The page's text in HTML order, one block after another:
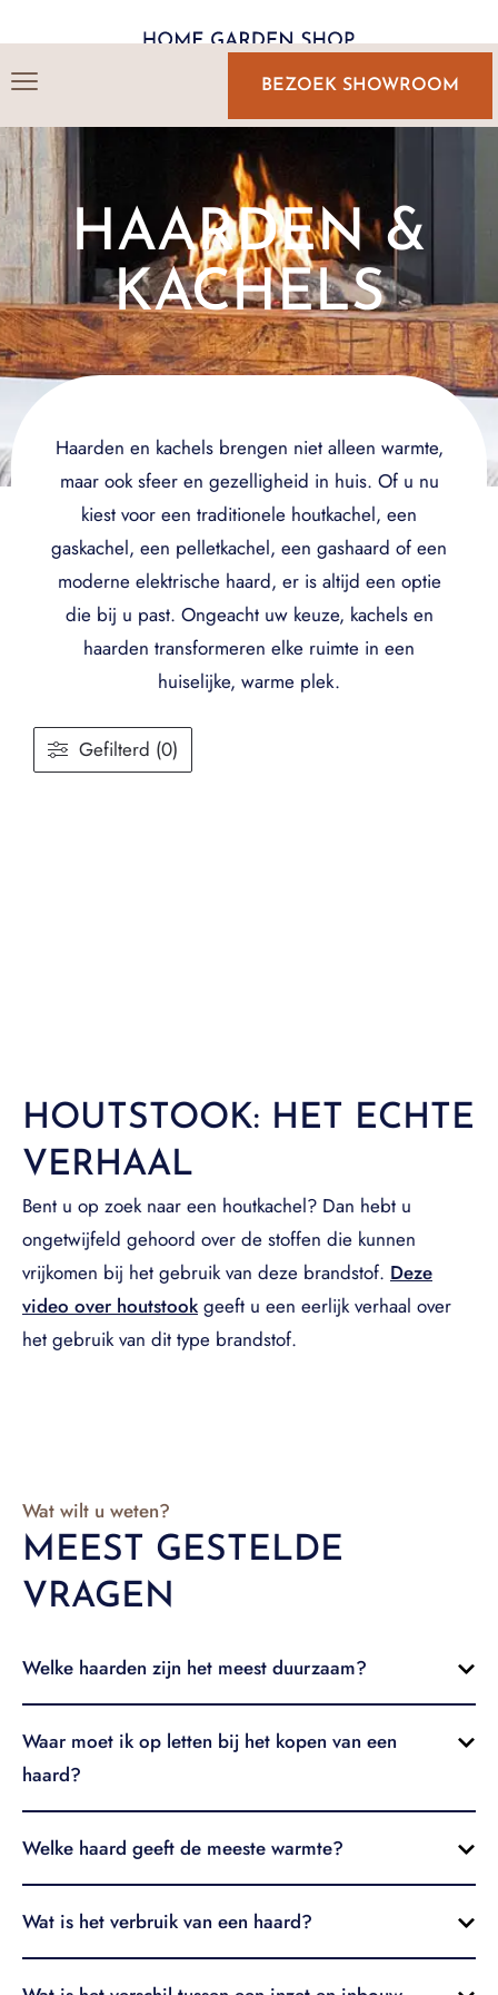
BEZOEK SHOWROOM
HAARDEN &
KACHELS
Haarden en kachels brengen niet alleen warmte,
maar ook sfeer en gezelligheid in huis. Of u nu
kiest voor een traditionele houtkachel, een
gaskachel, een pelletkachel, een gashaard of een
moderne elektrische haard, er is altijd een optie
die bij u past. Ongeacht uw keuze, kachels en
haarden transformeren elke ruimte in een
huiselijke, warme plek.
Gefilterd (0)
HOUTSTOOK: HET ECHTE
VERHAAL
Bent u op zoek naar een houtkachel? Dan hebt u
ongetwijfeld gehoord over de stoffen die kunnen
vrijkomen bij het gebruik van deze brandstof. Deze
video over houtstook geeft u een eerlijk verhaal over
het gebruik van dit type brandstof.
Wat wilt u weten?
MEEST GESTELDE
VRAGEN
Welke haarden zijn het meest duurzaam?
Waar moet ik op letten bij het kopen van een
haard?
Welke haard geeft de meeste warmte?
Wat is het verbruik van een haard?